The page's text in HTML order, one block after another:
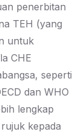
penerbitan
TEH (yang
untuk
CHE
seperti
dan WHO
lengkap
kepada